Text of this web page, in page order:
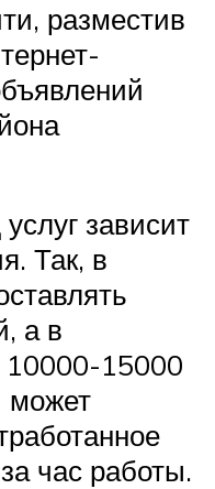
разместив
зависит
Так, в
а в
10000-15000
может
час работы.